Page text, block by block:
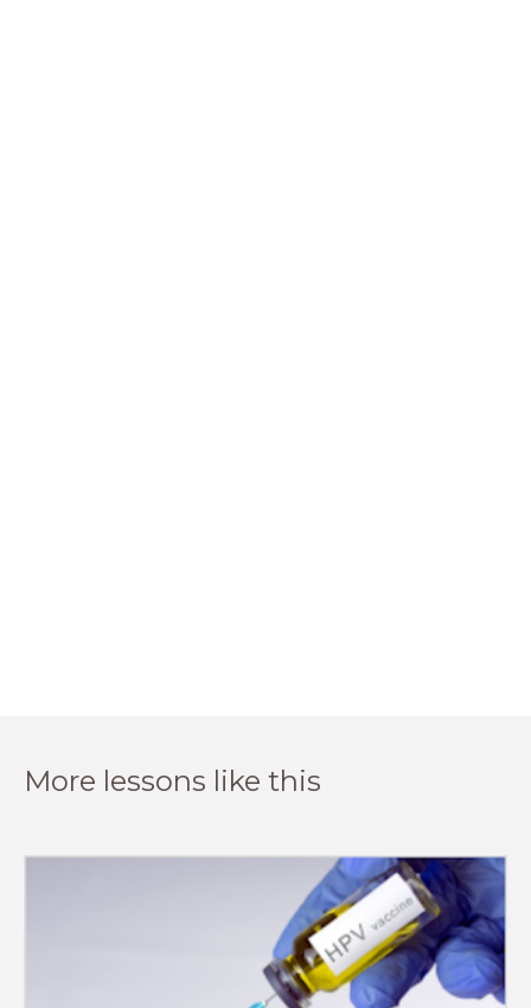
More lessons like this